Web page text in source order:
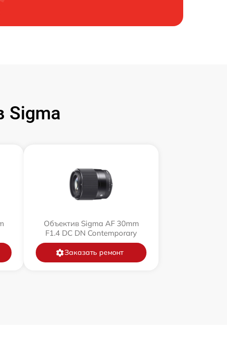
Sigma
Объектив Sigma AF 30mm
F1.4 DC DN Contemporary
Заказать ремонт